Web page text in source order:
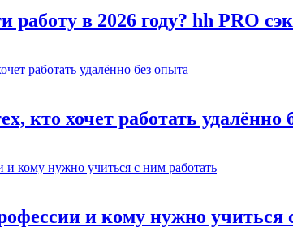
работу в 2026 году? hh PRO
кто хочет работать удалённо
и кому нужно учиться